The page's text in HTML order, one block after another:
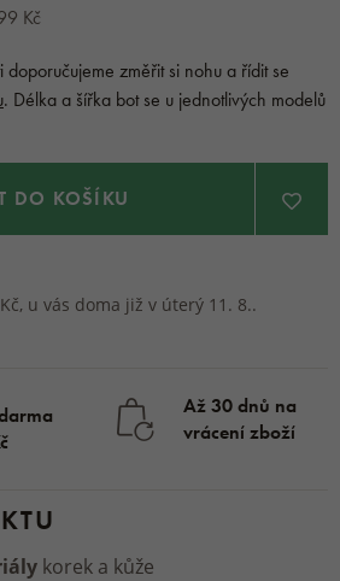
Kč
doporučujeme změřit si nohu a řídit se
. Délka a šířka bot se u jednotlivých modelů
DO KOŠÍKU
u vás doma již v úterý 11. 8..
Až 30 dnů na
vrácení zboží
korek a kůže